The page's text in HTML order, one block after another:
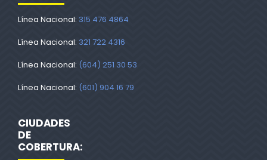
Línea Nacional: 315 476 4864
Línea Nacional: 321 722 4316
Línea Nacional: (604) 251 30 53
Línea Nacional: (601) 904 16 79
CIUDADES
DE
COBERTURA: